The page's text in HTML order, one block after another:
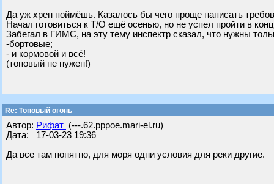
Да уж хрен поймёшь. Казалось бы чего проще написать
Начал готовиться к Т/О ещё осенью, но не успел пройти в
Забегал в ГИМС, на эту тему инспектр сказал, что нужны
-бортовые;
- и кормовой и всё!
(топовый не нужен!)
Re: Топовый огонь
Автор: Рифат (---.62.pppoe.mari-el.ru)
Дата: 17-03-23 19:36
Да все там понятно, для моря одни условия для реки другие.